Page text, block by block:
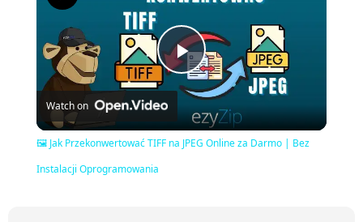
Play
Video
Watch on
🖼️ Jak Przekonwertować TIFF na JPEG Online za Darmo | Bez
Instalacji Oprogramowania